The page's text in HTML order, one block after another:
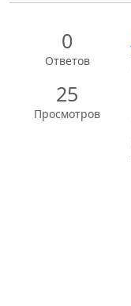
0
Ответов
25
Просмотров